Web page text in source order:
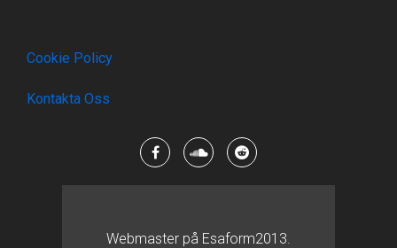
Cookie Policy
Kontakta Oss
Webmaster på Esaform2013.